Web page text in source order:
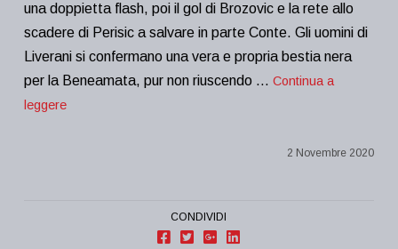
una doppietta flash, poi il gol di Brozovic e la rete allo
scadere di Perisic a salvare in parte Conte. Gli uomini di
Liverani si confermano una vera e propria bestia nera
per la Beneamata, pur non riuscendo … Continua a
leggere
2 Novembre 2020
CONDIVIDI